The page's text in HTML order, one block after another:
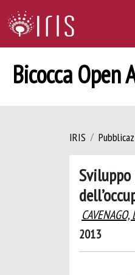
Bicocca Open
IRIS
CAVENAGO,
2013